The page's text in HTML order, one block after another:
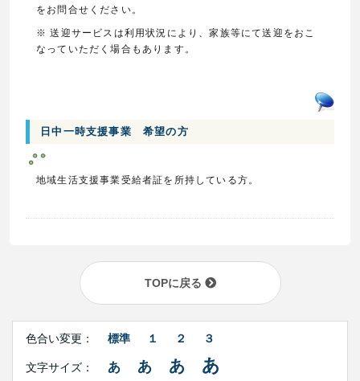
をお問合せください。
※ 送迎サービスは利用状況により、家族等にて送迎をおこ
なっていただく場合もあります。
日中一時支援事業 希望の方
地域生活支援事業受給者証を所持している方。
TOPに戻る
Right
Contents
色合い変更： 標準 １ ２ ３
文字サイズ： あ あ あ あ